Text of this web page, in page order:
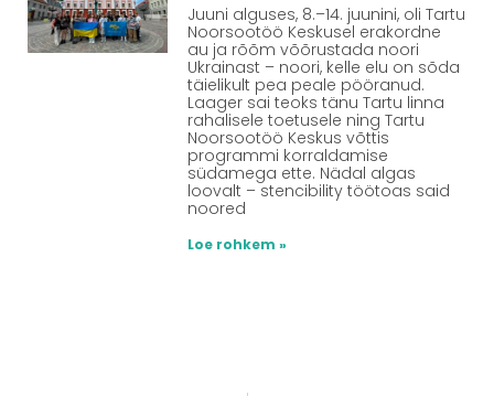
Juuni alguses, 8.–14. juunini, oli Tartu
Noorsootöö Keskusel erakordne
au ja rõõm võõrustada noori
Ukrainast – noori, kelle elu on sõda
täielikult pea peale pööranud.
Laager sai teoks tänu Tartu linna
rahalisele toetusele ning Tartu
Noorsootöö Keskus võttis
programmi korraldamise
südamega ette. Nädal algas
loovalt – stencibility töötoas said
noored
Loe rohkem »